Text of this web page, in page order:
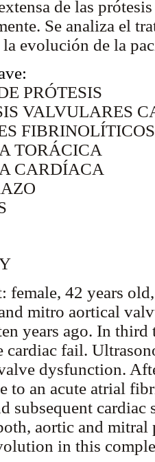
de las
Se analiza el
evolución de la
PRÓTESIS
VALVULARES
FIBRINOLÍTICOS
TORÁCICA
CARDÍACA
female, 42 years
mitro aortical
years ago. In
cardiac fail.
dysfunction.
to an acute atrial
subsequent
aortic and mitral
in this